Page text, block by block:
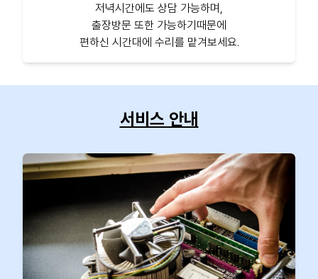
저녁시간에도 상담 가능하며,
출장방문 또한 가능하기때문에
편하신 시간대에 수리를 맡겨보세요.
서비스 안내